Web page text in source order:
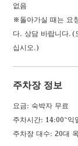
없음
※돌아가실 때는 요
다. 상담 바랍니다.(
십시오.)
주차장 정보
요금: 숙박자 무료
주차시간: 14:00~익
주차장 대수: 20대